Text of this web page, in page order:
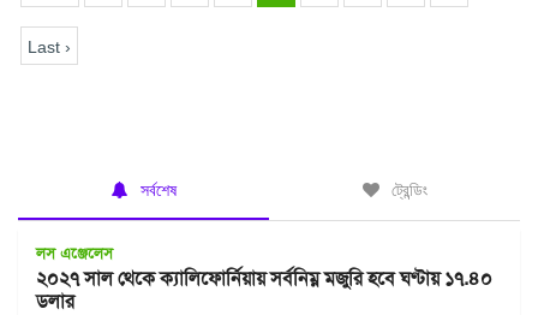
Last ›
সর্বশেষ ট্রেন্ডিং
লস এঞ্জেলেস
২০২৭ সাল থেকে ক্যালিফোর্নিয়ায় সর্বনিম্ন মজুরি হবে ঘণ্টায় ১৭.৪০
ডলার